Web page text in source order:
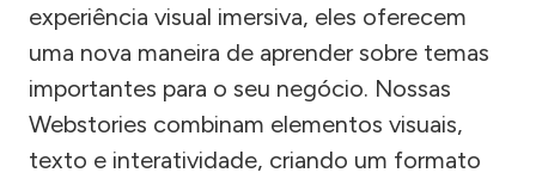
experiência visual imersiva, eles oferecem
uma nova maneira de aprender sobre temas
importantes para o seu negócio. Nossas
Webstories combinam elementos visuais,
texto e interatividade, criando um formato